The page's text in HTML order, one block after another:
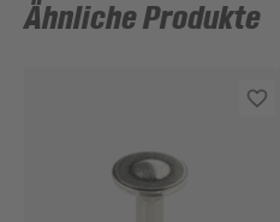
Ähnliche Produkte